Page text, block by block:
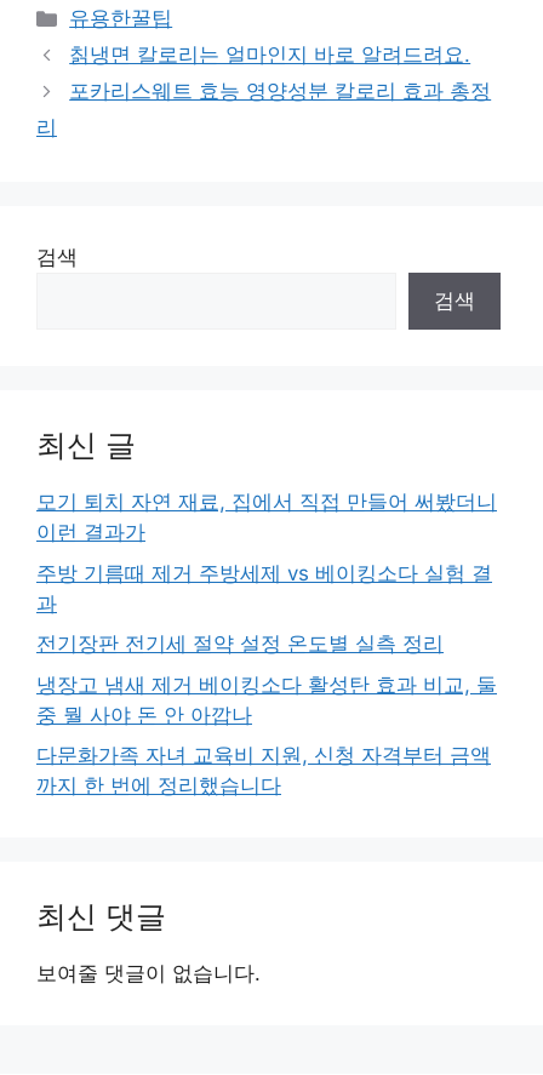
카
테
리
유용한꿀팁
칡냉면 칼로리는 얼마인지 바로 알려드려요.
포카리스웨트 효능 영양성분 칼로리 효과 총정
리
검색
검색
최신 글
모기 퇴치 자연 재료, 집에서 직접 만들어 써봤더니
이런 결과가
주방 기름때 제거 주방세제 vs 베이킹소다 실험 결
과
전기장판 전기세 절약 설정 온도별 실측 정리
냉장고 냄새 제거 베이킹소다 활성탄 효과 비교, 둘
중 뭘 사야 돈 안 아깝나
다문화가족 자녀 교육비 지원, 신청 자격부터 금액
까지 한 번에 정리했습니다
최신 댓글
보여줄 댓글이 없습니다.